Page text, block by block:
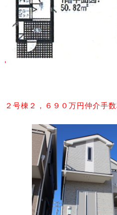
２号棟２，６９０万円仲介手数